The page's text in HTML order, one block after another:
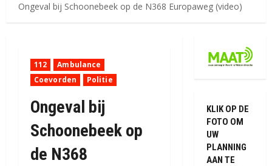
Ongeval bij Schoonebeek op de N368 Europaweg (video)
112
Ambulance
Coevorden
Politie
Ongeval bij
Schoonebeek op
de N368
KLIK OP DE
FOTO OM
UW
PLANNING
AAN TE